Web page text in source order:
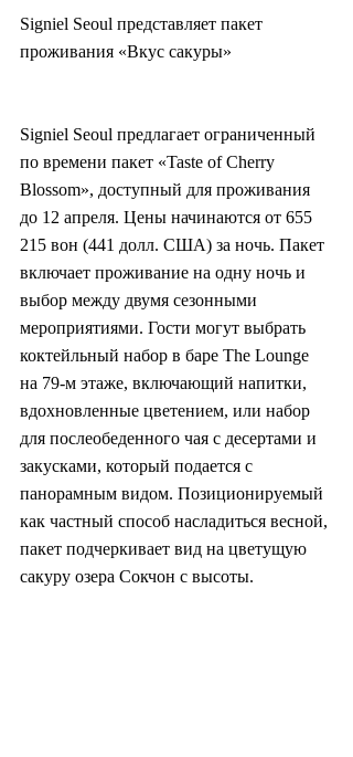
Signiel Seoul представляет пакет
проживания «Вкус сакуры»
Signiel Seoul предлагает ограниченный
по времени пакет «Taste of Cherry
Blossom», доступный для проживания
до 12 апреля. Цены начинаются от 655
215 вон (441 долл. США) за ночь. Пакет
включает проживание на одну ночь и
выбор между двумя сезонными
мероприятиями. Гости могут выбрать
коктейльный набор в баре The Lounge
на 79-м этаже, включающий напитки,
вдохновленные цветением, или набор
для послеобеденного чая с десертами и
закусками, который подается с
панорамным видом. Позиционируемый
как частный способ насладиться весной,
пакет подчеркивает вид на цветущую
сакуру озера Сокчон с высоты.